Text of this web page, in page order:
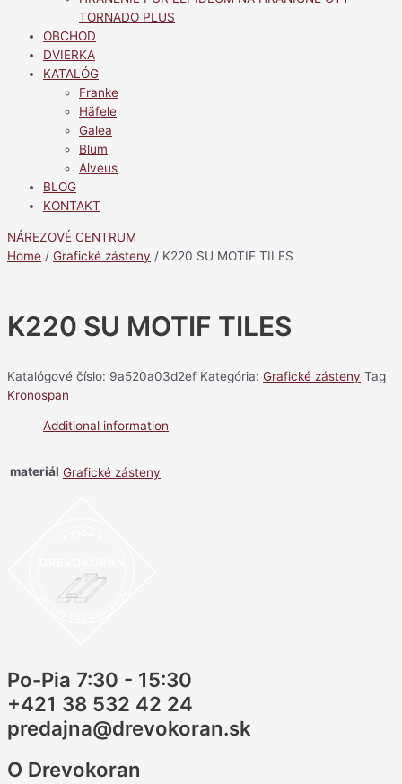
TORNADO PLUS
OBCHOD
DVIERKA
KATALÓG
Franke
Häfele
Galea
Blum
Alveus
BLOG
KONTAKT
NÁREZOVÉ CENTRUM
Home / Grafické zásteny / K220 SU MOTIF TILES
K220 SU MOTIF TILES
Katalógové číslo: 9a520a03d2ef Kategória: Grafické zásteny Tag
Kronospan
Additional information
materiál Grafické zásteny
Po-Pia 7:30 - 15:30
+421 38 532 42 24
predajna@drevokoran.sk
O Drevokoran